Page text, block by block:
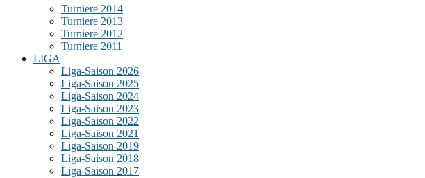
Turniere 2014
Turniere 2013
Turniere 2012
Turniere 2011
LIGA
Liga-Saison 2026
Liga-Saison 2025
Liga-Saison 2024
Liga-Saison 2023
Liga-Saison 2022
Liga-Saison 2021
Liga-Saison 2019
Liga-Saison 2018
Liga-Saison 2017